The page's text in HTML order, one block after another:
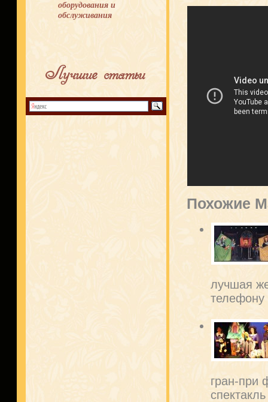
оборудования и
обслуживания
Лучшие статьи
Похожие
лучшая
телефону
гран-при